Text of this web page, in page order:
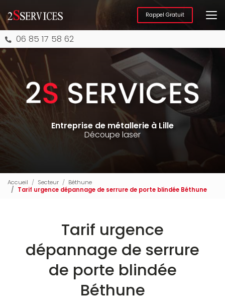
au
contenu
principal06 85 17 58 62
Rappel Gratuit
Entreprise de métallerie à Lille
Découpe laser
Accueil Secteur
Béthune
Tarif urgence dépannage de serrure de porte blindée Béthune
Tarif urgence
dépannage de serrure
de porte blindée
Béthune